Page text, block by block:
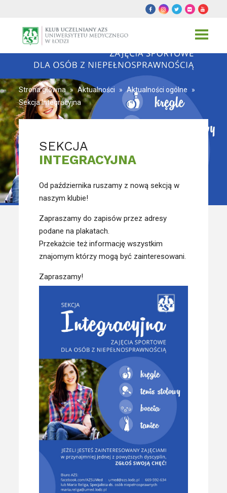
Toggle
Strona główna » Aktualności » Aktualności ogólne
»
Sekcja Integracyjna
SEKCJA
INTEGRACYJNA
Od października ruszamy z nową sekcją w
naszym klubie!
Zapraszamy do zapisów przez adresy
podane na plakatach.
Przekażcie też informację wszystkim
znajomym którzy mogą być zainteresowani.
Zapraszamy!